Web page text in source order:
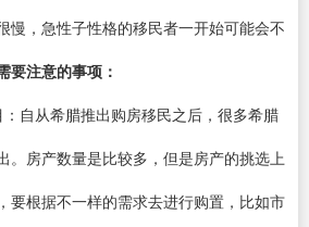
慢，急性子性格的移民者一开始可能会不
要注意的事项：
自从希腊推出购房移民之后，很多希腊
。房产数量是比较多，但是房产的挑选上
要根据不一样的需求去进行购置，比如市